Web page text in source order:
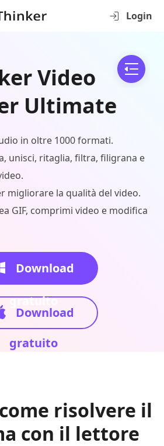
Login
Video
Ultimate
in oltre 1000 formati.
unisci, ritaglia, filtra, filigrana e
migliorare la qualità del video.
GIF, comprimi video e modifica
Download
gratuito
Download
gratuito
risolvere il
con il lettore